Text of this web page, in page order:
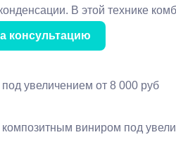
В этой технике
консультацию
увеличением от 8 000 руб
виниром под